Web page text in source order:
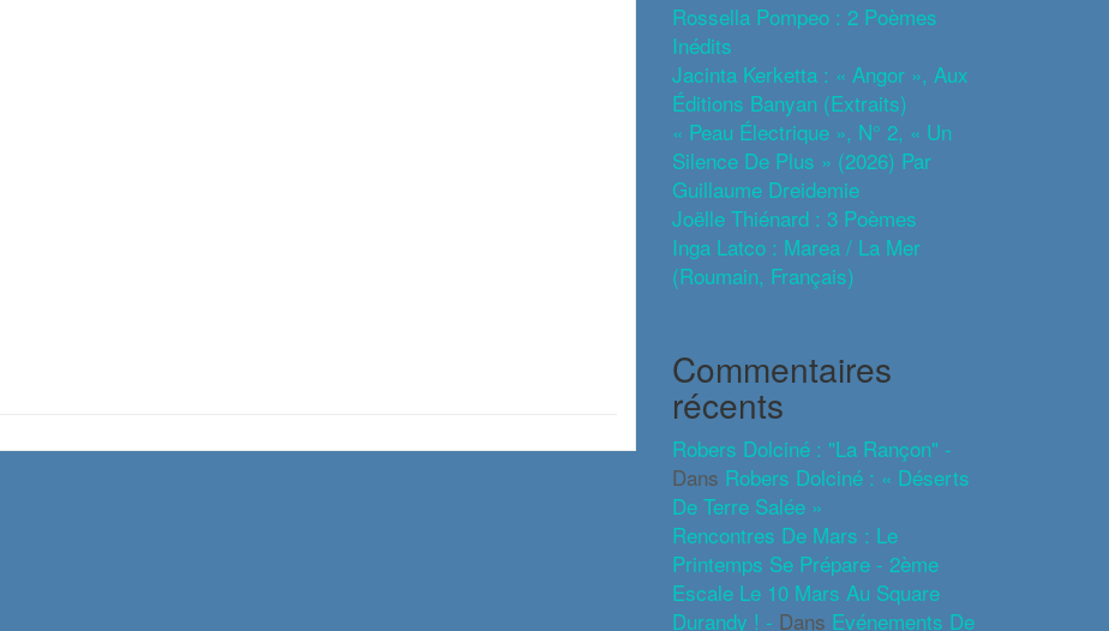
Rossella Pompeo : 2 Poèmes
Inédits
Jacinta Kerketta : « Angor », Aux
Éditions Banyan (extraits)
« Peau Électrique », N° 2, « Un
Silence De Plus » (2026) Par
Guillaume Dreidemie
Joëlle Thiénard : 3 Poèmes
Inga Latco : Marea / La Mer
(roumain, Français)
Commentaires
récents
Robers Dolciné : "La Rançon" -
Dans Robers Dolciné : « Déserts
De Terre Salée »
Rencontres De Mars : Le
Printemps Se Prépare - 2ème
Escale Le 10 Mars Au Square
Durandy ! - Dans Evénements De